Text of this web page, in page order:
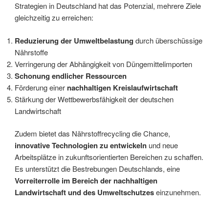
Strategien in Deutschland hat das Potenzial, mehrere Ziele
gleichzeitig zu erreichen:
Reduzierung der Umweltbelastung durch überschüssige
Nährstoffe
Verringerung der Abhängigkeit von Düngemittelimporten
Schonung endlicher Ressourcen
Förderung einer nachhaltigen Kreislaufwirtschaft
Stärkung der Wettbewerbsfähigkeit der deutschen
Landwirtschaft
Zudem bietet das Nährstoffrecycling die Chance,
innovative Technologien zu entwickeln und neue
Arbeitsplätze in zukunftsorientierten Bereichen zu schaffen.
Es unterstützt die Bestrebungen Deutschlands, eine
Vorreiterrolle im Bereich der nachhaltigen
Landwirtschaft und des Umweltschutzeseinzunehmen.